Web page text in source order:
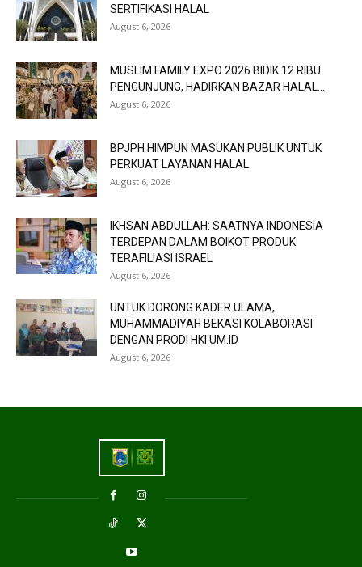
SERTIFIKASI HALAL
August 6, 2026
MUSLIM FAMILY EXPO 2026 BIDIK 12 RIBU
PENGUNJUNG, HADIRKAN BAZAR HALAL...
August 6, 2026
BPJPH HIMPUN MASUKAN PUBLIK UNTUK
PERKUAT LAYANAN HALAL
August 6, 2026
IKHSAN ABDULLAH: SAATNYA INDONESIA
TERDEPAN DALAM BOIKOT PRODUK
TERAFILIASI ISRAEL
August 6, 2026
UNTUK DORONG KADER ULAMA,
MUHAMMADIYAH BEKASI KOLABORASI
DENGAN PRODI HKI UM.ID
August 6, 2026